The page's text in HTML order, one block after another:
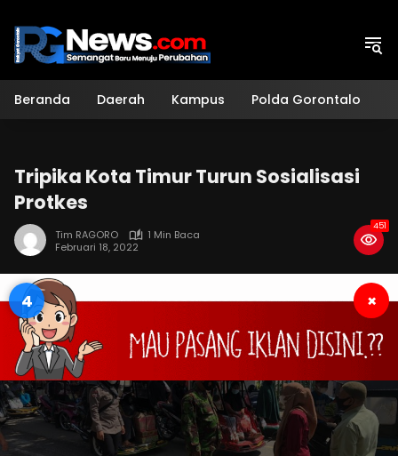
konten
Beranda Daerah Kampus Polda Gorontalo
Tripika Kota Timur Turun Sosialisasi
Protkes
Tim RAGORO
1 Min Baca
Februari 18, 2022
451
4 ×